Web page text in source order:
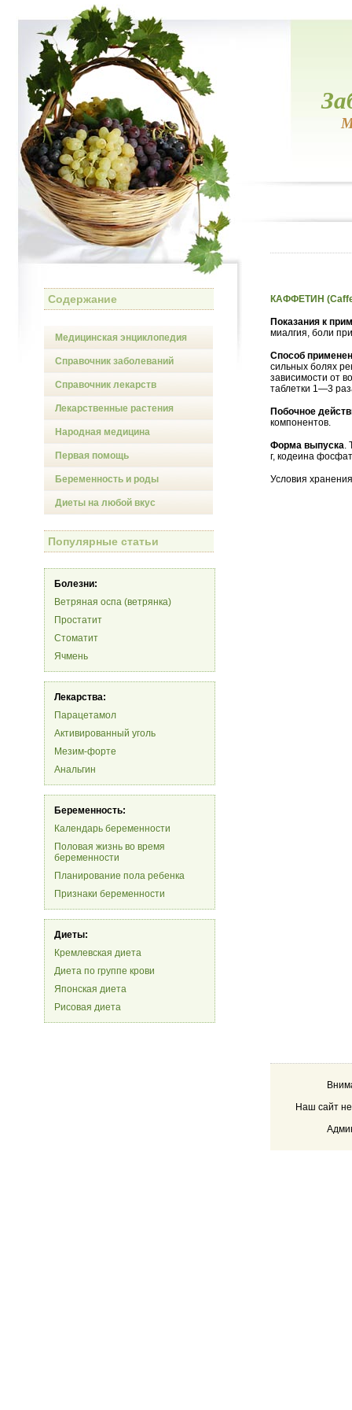
Содержание
Медицинская энциклопедия
Справочник заболеваний
Справочник лекарств
Лекарственные растения
Народная медицина
Первая помощь
Беременность и роды
Диеты на любой вкус
Популярные статьи
Болезни:
Ветряная оспа (ветрянка)
Простатит
Стоматит
Ячмень
Лекарства:
Парацетамол
Активированный уголь
Мезим-форте
Анальгин
Беременность:
Календарь беременности
Половая жизнь во время
беременности
Планирование пола ребенка
Признаки беременности
Диеты:
Кремлевская диета
Диета по группе крови
Японская диета
Рисовая диета
КАФФЕТИН
Показания к
миалгия, боли
Способ
сильных болях
зависимости от
таблетки 1—3
Побочное
компонентов.
Форма выпуска.
г, кодеина
Условия
Наш сайт